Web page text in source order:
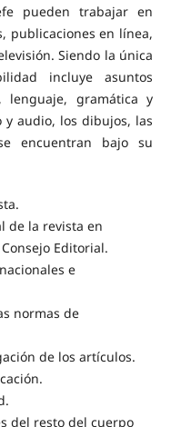
pueden trabajar en
publicaciones en línea,
Siendo la única
incluye asuntos
lenguaje, gramática y
y audio, los dibujos, las
encuentran bajo su
de la revista en
Editorial.
e
normas de
de los artículos.
del resto del cuerpo